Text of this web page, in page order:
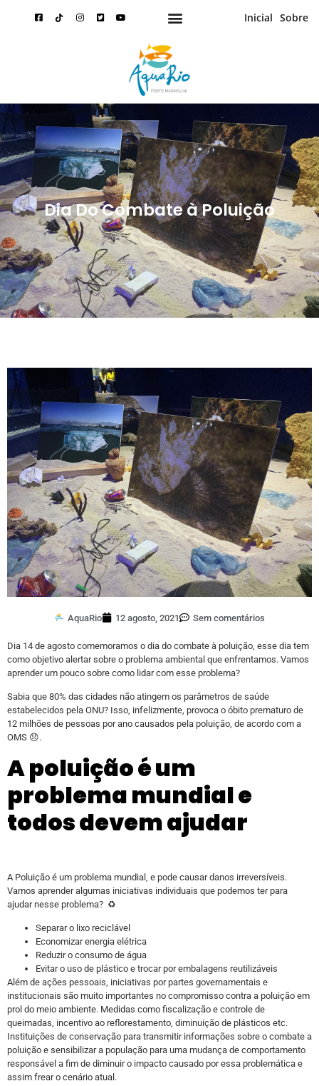
Inicial Sobre
Dia Do Combate à Poluição
AquaRio 12 agosto, 2021 Sem comentários
Dia 14 de agosto comemoramos o dia do combate à poluição, esse dia tem
como objetivo alertar sobre o problema ambiental que enfrentamos. Vamos
aprender um pouco sobre como lidar com esse problema?
Sabia que 80% das cidades não atingem os parâmetros de saúde
estabelecidos pela ONU? Isso, infelizmente, provoca o óbito prematuro de
12 milhões de pessoas por ano causados pela poluição, de acordo com a
OMS 😞.
A poluição é um
problema mundial e
todos devem ajudar
A Poluição é um problema mundial, e pode causar danos irreversíveis.
Vamos aprender algumas iniciativas individuais que podemos ter para
ajudar nesse problema? ♻️
Separar o lixo reciclável
Economizar energia elétrica
Reduzir o consumo de água
Evitar o uso de plástico e trocar por embalagens reutilizáveis
Além de ações pessoais, iniciativas por partes governamentais e
institucionais são muito importantes no compromisso contra a poluição em
prol do meio ambiente. Medidas como fiscalização e controle de
queimadas, incentivo ao reflorestamento, diminuição de plásticos etc.
Instituições de conservação para transmitir informações sobre o combate a
poluição e sensibilizar a população para uma mudança de comportamento
responsável a fim de diminuir o impacto causado por essa problemática e
assim frear o cenário atual.